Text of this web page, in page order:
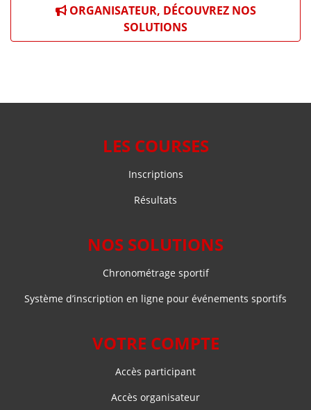
ORGANISATEUR, DÉCOUVREZ NOS
SOLUTIONS
LES COURSES
Inscriptions
Résultats
NOS SOLUTIONS
Chronométrage sportif
Système d’inscription en ligne pour événements sportifs
VOTRE COMPTE
Accès participant
Accès organisateur